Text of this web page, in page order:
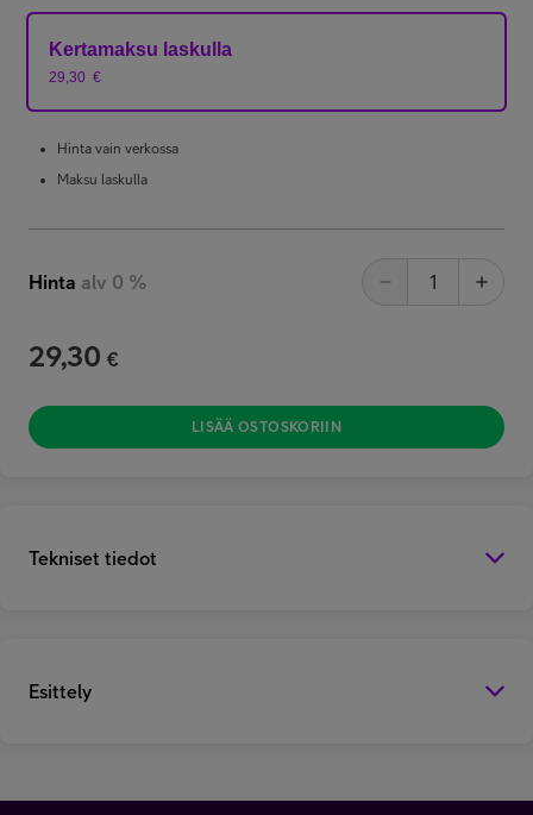
Kertamaksu laskulla
29,30 €
Hinta vain verkossa
Maksu laskulla
Hinta alv 0 %
29,30 €
LISÄÄ OSTOSKORIIN
Tekniset tiedot
Esittely